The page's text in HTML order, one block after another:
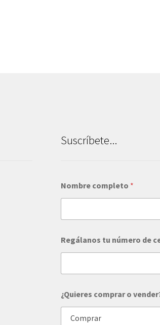
Suscríbete...
o
m
r
*
t
u
Nombre completo *
Regálanos tu número de
¿Quieres comprar o